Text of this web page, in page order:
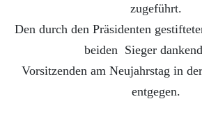
zugeführt.
Den durch den Präsidenten
beiden Sieger
Vorsitzenden am Neujahrstag in
entgegen.